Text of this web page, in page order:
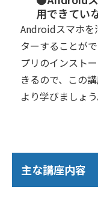
用できてい
Androidスマホを
ターすることが
プリのインスト
きるので、この
より学びましょう
主な講座内容